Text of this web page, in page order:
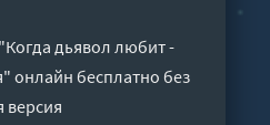
дьявол любит -
онлайн бесплатно без
версия